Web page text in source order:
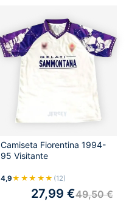
Camiseta Fiorentina 1994-
95 Visitante
4,9★★★★★ (12)
49,50€
27,99 €